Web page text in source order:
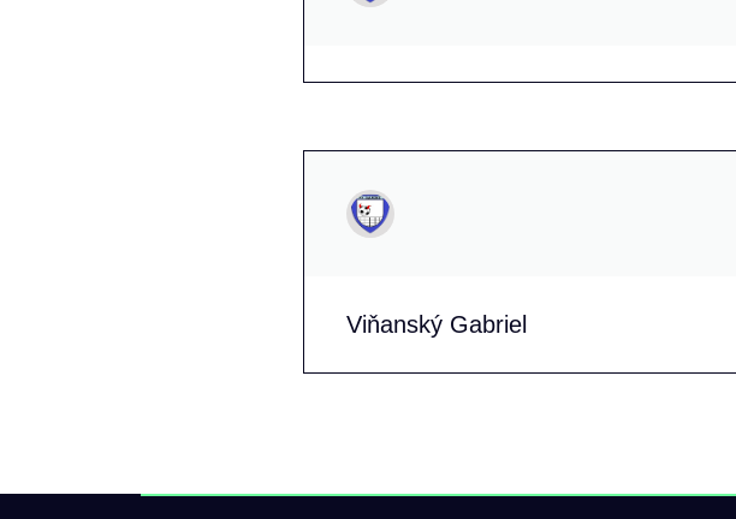
Viňanský Gabriel